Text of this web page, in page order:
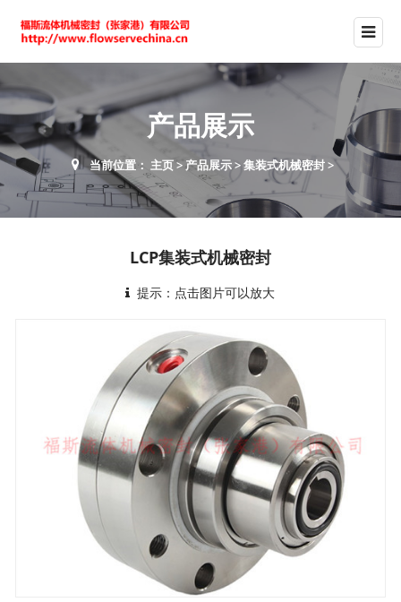
产品展示
当前位置： 主页>产品展示>集装式机械密封>
LCP集装式机械密封
提示：点击图片可以放大